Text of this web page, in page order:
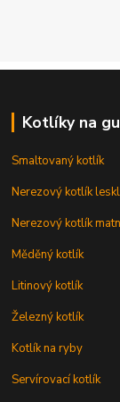
Kotlíky na
Smaltovaný kotlík
Nerezový kotlík
Nerezový kotlík
Měděný kotlík
Litinový kotlík
Železný kotlík
Kotlík na ryby
Servírovací kotlík